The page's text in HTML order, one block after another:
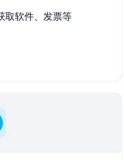
取软件、发票等